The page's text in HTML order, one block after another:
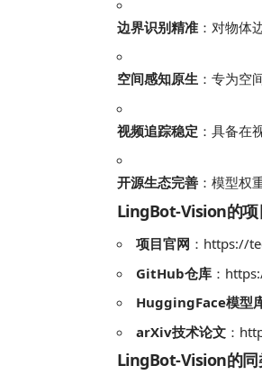
边界识别精准 ：对物体
空间感知原生 ：专为空
视频追踪稳定 ：具备在
开源生态完善 ：模型权
LingBot-Vision的项
项目官网 ：https://
GitHub仓库 ：
HuggingFace模型
arXiv技术论文 ：
LingBot-Vision的同